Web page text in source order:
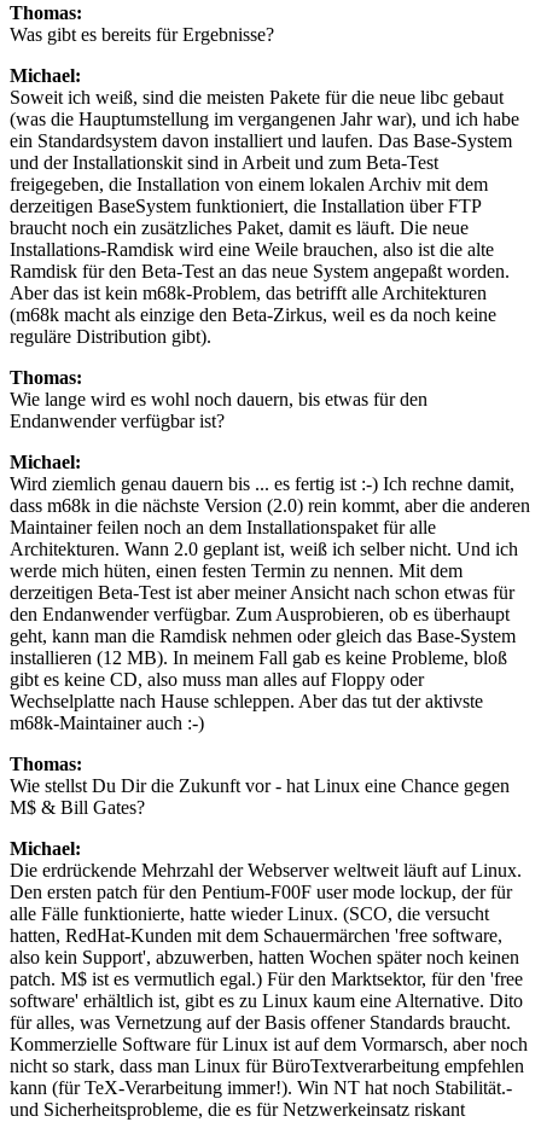
Thomas:
Was gibt es bereits für Ergebnisse?
Michael:
Soweit ich weiß, sind die meisten Pakete für die neue libc gebaut
(was die Hauptumstellung im vergangenen Jahr war), und ich habe
ein Standardsystem davon installiert und laufen. Das Base-System
und der Installationskit sind in Arbeit und zum Beta-Test
freigegeben, die Installation von einem lokalen Archiv mit dem
derzeitigen BaseSystem funktioniert, die Installation über FTP
braucht noch ein zusätzliches Paket, damit es läuft. Die neue
Installations-Ramdisk wird eine Weile brauchen, also ist die alte
Ramdisk für den Beta-Test an das neue System angepaßt worden.
Aber das ist kein m68k-Problem, das betrifft alle Architekturen
(m68k macht als einzige den Beta-Zirkus, weil es da noch keine
reguläre Distribution gibt).
Thomas:
Wie lange wird es wohl noch dauern, bis etwas für den
Endanwender verfügbar ist?
Michael:
Wird ziemlich genau dauern bis ... es fertig ist :-) Ich rechne damit,
dass m68k in die nächste Version (2.0) rein kommt, aber die anderen
Maintainer feilen noch an dem Installationspaket für alle
Architekturen. Wann 2.0 geplant ist, weiß ich selber nicht. Und ich
werde mich hüten, einen festen Termin zu nennen. Mit dem
derzeitigen Beta-Test ist aber meiner Ansicht nach schon etwas für
den Endanwender verfügbar. Zum Ausprobieren, ob es überhaupt
geht, kann man die Ramdisk nehmen oder gleich das Base-System
installieren (12 MB). In meinem Fall gab es keine Probleme, bloß
gibt es keine CD, also muss man alles auf Floppy oder
Wechselplatte nach Hause schleppen. Aber das tut der aktivste
m68k-Maintainer auch :-)
Thomas:
Wie stellst Du Dir die Zukunft vor - hat Linux eine Chance gegen
M$ & Bill Gates?
Michael:
Die erdrückende Mehrzahl der Webserver weltweit läuft auf Linux.
Den ersten patch für den Pentium-F00F user mode lockup, der für
alle Fälle funktionierte, hatte wieder Linux. (SCO, die versucht
hatten, RedHat-Kunden mit dem Schauermärchen 'free software,
also kein Support', abzuwerben, hatten Wochen später noch keinen
patch. M$ ist es vermutlich egal.) Für den Marktsektor, für den 'free
software' erhältlich ist, gibt es zu Linux kaum eine Alternative. Dito
für alles, was Vernetzung auf der Basis offener Standards braucht.
Kommerzielle Software für Linux ist auf dem Vormarsch, aber noch
nicht so stark, dass man Linux für BüroTextverarbeitung empfehlen
kann (für TeX-Verarbeitung immer!). Win NT hat noch Stabilität.-
und Sicherheitsprobleme, die es für Netzwerkeinsatz riskant